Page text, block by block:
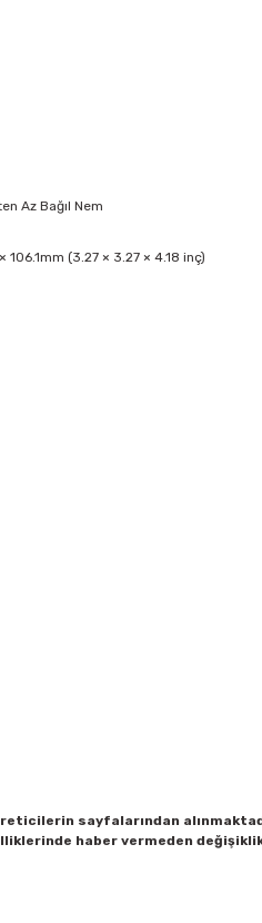
Az Bağıl Nem
(3.27 × 3.27 × 4.18 inç)
sayfalarından
haber vermeden değişiklik